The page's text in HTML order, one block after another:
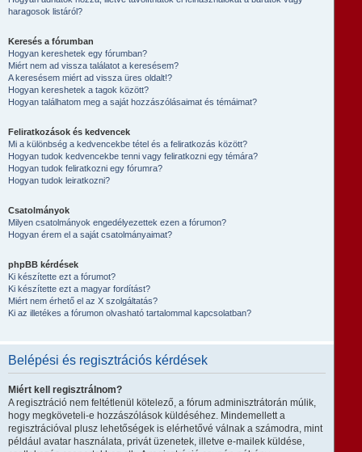
haragosok listáról?
Keresés a fórumban
Hogyan kereshetek egy fórumban?
Miért nem ad vissza találatot a keresésem?
A keresésem miért ad vissza üres oldalt!?
Hogyan kereshetek a tagok között?
Hogyan találhatom meg a saját hozzászólásaimat és témáimat?
Feliratkozások és kedvencek
Mi a különbség a kedvencekbe tétel és a feliratkozás között?
Hogyan tudok kedvencekbe tenni vagy feliratkozni egy témára?
Hogyan tudok feliratkozni egy fórumra?
Hogyan tudok leiratkozni?
Csatolmányok
Milyen csatolmányok engedélyezettek ezen a fórumon?
Hogyan érem el a saját csatolmányaimat?
phpBB kérdések
Ki készítette ezt a fórumot?
Ki készítette ezt a magyar fordítást?
Miért nem érhető el az X szolgáltatás?
Ki az illetékes a fórumon olvasható tartalommal kapcsolatban?
Belépési és regisztrációs kérdések
Miért kell regisztrálnom?
A regisztráció nem feltétlenül kötelező, a fórum adminisztrátorán múlik,
hogy megköveteli-e hozzászólások küldéséhez. Mindemellett a
regisztrációval plusz lehetőségek is elérhetővé válnak a számodra, mint
például avatar használata, privát üzenetek, illetve e-mailek küldése,